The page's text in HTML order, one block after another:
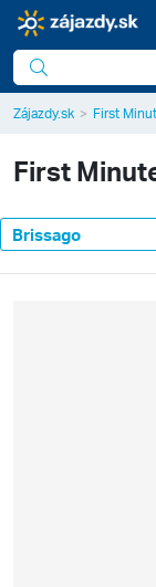
Zájazdy.sk First
First
Brissago